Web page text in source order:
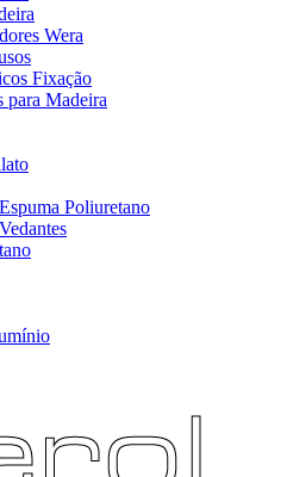
Wera
Fixação
para Madeira
Poliuretano